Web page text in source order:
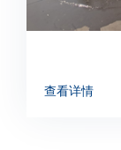
查看详情